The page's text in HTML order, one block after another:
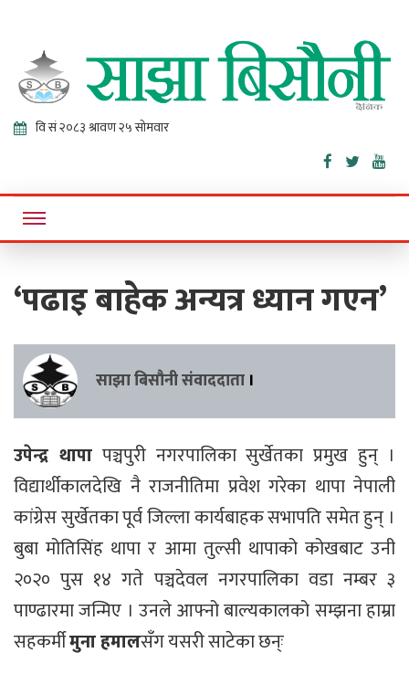
Sajha
Bisaunee
Online News Portal
‘पढाइ बाहेक अन्यत्र ध्यान गएन’
साझा बिसौनी संवाददाता ।
उपेन्द्र थापापञ्चपुरी नगरपालिका सुर्खेतका प्रमुख हुन् ।
विद्यार्थीकालदेखि नै राजनीतिमा प्रवेश गरेका थापा नेपाली
कांग्रेस सुर्खेतका पूर्व जिल्ला कार्यबाहक सभापति समेत हुन् ।
बुबा मोतिसिंह थापा र आमा तुल्सी थापाको कोखबाट उनी
२०२० पुस १४ गते पञ्चदेवल नगरपालिका वडा नम्बर ३
पाण्ढारमा जन्मिए । उनले आफ्नो बाल्यकालको सम्झना हाम्रा
सहकर्मीमुना हमालसँग यसरी साटेका छन्ः